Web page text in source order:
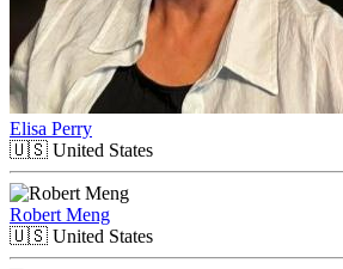
Elisa Perry
🇺🇸 United States
Robert Meng
🇺🇸 United States